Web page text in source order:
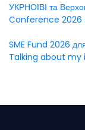
УКРНОІВІ та
Conference 2026
SME Fund 2026 для
Talking about my